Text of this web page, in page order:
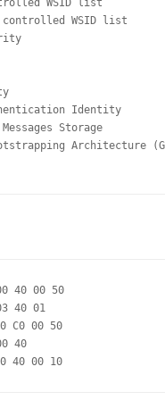
WSID list
WSID list
Identity
Storage
Architecture
40 00 50
40 01
C0 00 50
40